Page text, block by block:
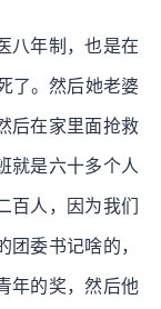
八年制，也是在
了。然后她老婆
后在家里面抢救
就是六十多个人
百人，因为我们
委书记啥的，
年的奖，然后他